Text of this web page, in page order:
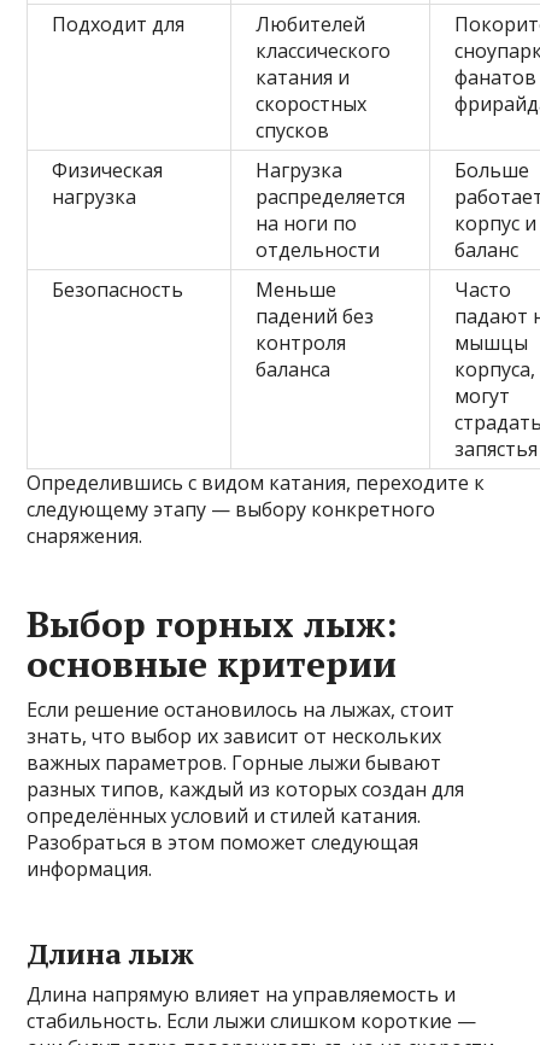
Подходит для
Любителей
классического
катания и
скоростных
спусков
фанатов
Физическая
нагрузка
Нагрузка
распределяется
на ноги по
отдельности
Больше
корпус и
баланс
Безопасность
Меньше
падений без
контроля
баланса
Часто
падают
мышцы
корпуса,
могут
запястья
Определившись с видом катания, переходите к
следующему этапу — выбору конкретного
снаряжения.
Выбор горных лыж:
основные критерии
Если решение остановилось на лыжах, стоит
знать, что выбор их зависит от нескольких
важных параметров. Горные лыжи бывают
разных типов, каждый из которых создан для
определённых условий и стилей катания.
Разобраться в этом поможет следующая
информация.
Длина лыж
Длина напрямую влияет на управляемость и
стабильность. Если лыжи слишком короткие —